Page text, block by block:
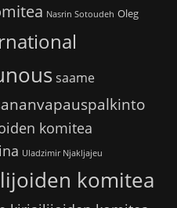
Nasrin Sotoudeh Oleg
saame
komitea
Uladzimir Njakljajeu
komitea